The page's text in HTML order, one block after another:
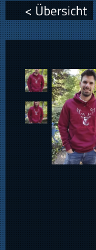
< Übersicht